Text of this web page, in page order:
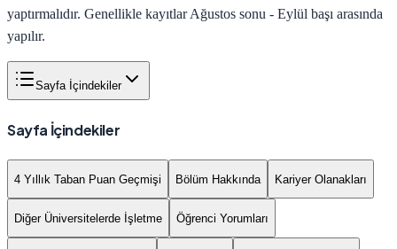
yaptırmalıdır. Genellikle kayıtlar Ağustos sonu - Eylül başı arasında
yapılır.
Sayfa İçindekiler
Sayfa İçindekiler
4 Yıllık Taban Puan Geçmişi Bölüm Hakkında Kariyer Olanakları
Diğer Üniversitelerde İşletme Öğrenci Yorumları